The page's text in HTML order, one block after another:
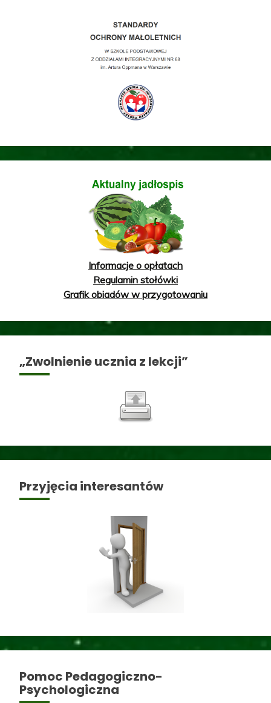
Informacje o opłatach
Regulamin stołówki
Grafik obiadów w przygotowaniu
„Zwolnienie ucznia z lekcji”
Przyjęcia interesantów
Pomoc Pedagogiczno-
Psychologiczna